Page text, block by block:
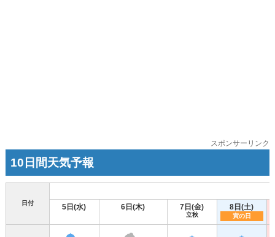
スポンサーリンク
10日間天気予報
日付 5日(水) 6日(木) 7日(金)
立秋
8日(土)
寅の日